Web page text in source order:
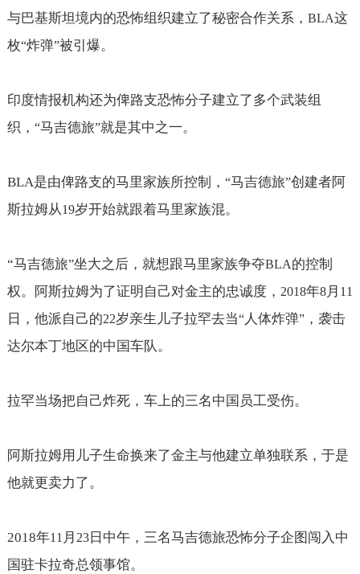
与巴基斯坦境内的恐怖组织建立了秘密合作关系， BLA这
枚“炸弹”被引爆。
印度情报机构还为俾路支恐怖分子建立了多个武装组
织， “马吉德旅”就是其中之一。
BLA是由俾路支的马里家族所控制， “马吉德旅”创建者阿
斯拉姆从19岁开始就跟着马里家族混。
“马吉德旅”坐大之后，就想跟马里家族争夺BLA的控制
权。阿斯拉姆为了证明自己对金主的忠诚度， 2018年8月 11
日，他派自己的22岁亲生儿子拉罕去当“人体炸弹”，袭击
达尔本丁地区的中国车队。
拉罕当场把自己炸死，车上的三名中国员工受伤。
阿斯拉姆用儿子生命换来了金主与他建立单独联系，于是
他就更卖力了。
2018年11 月 23日中午，三名马吉德旅恐怖分子企图闯入中
国驻卡拉奇总领事馆。